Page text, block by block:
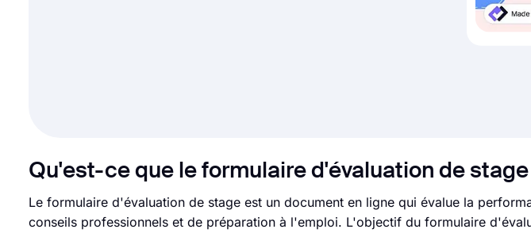
Qu'est-ce que le formulaire d'évaluation de stage
Le formulaire d'évaluation de stage est un document en ligne qui évalue la
conseils professionnels et de préparation à l'emploi. L'objectif du formulaire